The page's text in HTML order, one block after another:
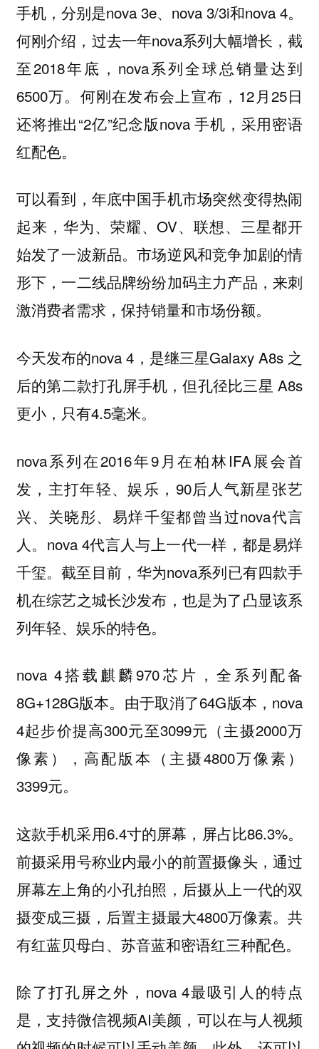
手机，分别是nova 3e、nova 3/3i和nova 4。
何刚介绍，过去一年nova系列大幅增长，截
至2018年底，nova系列全球总销量达到
6500万。何刚在发布会上宣布，12月25日
还将推出“2亿”纪念版nova 手机，采用密语
红配色。
可以看到，年底中国手机市场突然变得热闹
起来，华为、荣耀、OV、联想、三星都开
始发了一波新品。市场逆风和竞争加剧的情
形下，一二线品牌纷纷加码主力产品，来刺
激消费者需求，保持销量和市场份额。
今天发布的nova 4，是继三星Galaxy A8s 之
后的第二款打孔屏手机，但孔径比三星 A8s
更小，只有4.5毫米。
nova系列在2016年9月在柏林IFA展会首
发，主打年轻、娱乐，90后人气新星张艺
兴、关晓彤、易烊千玺都曾当过nova代言
人。nova 4代言人与上一代一样，都是易烊
千玺。截至目前，华为nova系列已有四款手
机在综艺之城长沙发布，也是为了凸显该系
列年轻、娱乐的特色。
nova 4搭载麒麟970芯片，全系列配备
8G+128G版本。由于取消了64G版本，nova
4起步价提高300元至3099元（主摄2000万
像素）， 高配版本（主摄4800万像素）
3399元。
这款手机采用6.4寸的屏幕，屏占比86.3%。
前摄采用号称业内最小的前置摄像头，通过
屏幕左上角的小孔拍照， 后摄从上一代的双
摄变成三摄，后置主摄最大4800万像素。共
有红蓝贝母白、苏音蓝和密语红三种配色。
除了打孔屏之外，nova 4最吸引人的特点
是，支持微信视频AI美颜，可以在与人视频